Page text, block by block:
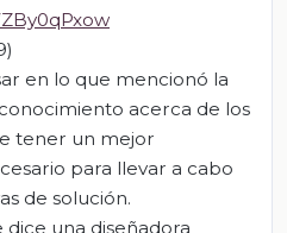
en lo que mencionó la
acerca de los
tener un mejor
para llevar a cabo
de solución.
dice una diseñadora